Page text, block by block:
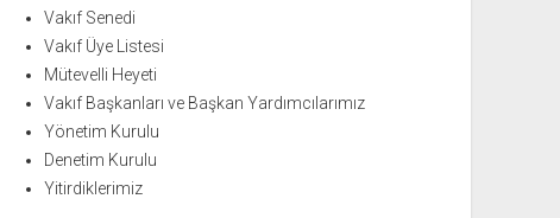
Vakıf Senedi
Vakıf Üye Listesi
Mütevelli Heyeti
Vakıf Başkanları ve Başkan Yardımcılarımız
Yönetim Kurulu
Denetim Kurulu
Yitirdiklerimiz